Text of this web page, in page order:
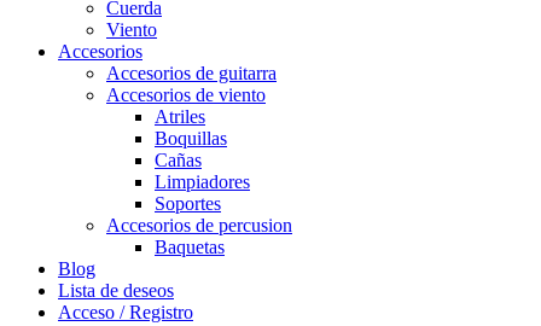
Cuerda
Viento
Accesorios
Accesorios de guitarra
Accesorios de viento
Atriles
Boquillas
Cañas
Limpiadores
Soportes
Accesorios de percusion
Baquetas
Blog
Lista de deseos
Acceso / Registro